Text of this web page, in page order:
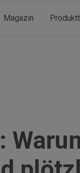
Magazin